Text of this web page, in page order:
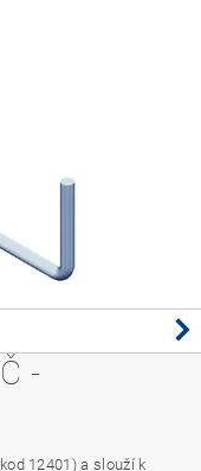
-
12401) a slouží k